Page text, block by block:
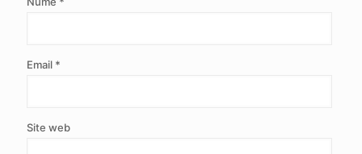
Email *
Site web